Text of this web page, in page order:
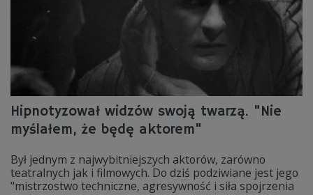
Hipnotyzował widzów swoją twarzą. "Nie
myślałem, że będę aktorem"
Był jednym z najwybitniejszych aktorów, zarówno
teatralnych jak i filmowych. Do dziś podziwiane jest jego
"mistrzostwo techniczne, agresywność i siła spojrzenia